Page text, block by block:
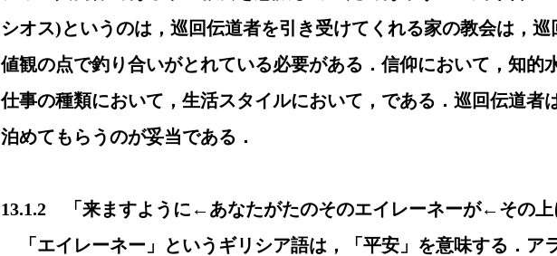
シオス)というのは，巡回伝道者を引き受けてくれる家の教会は，巡
値観の点で釣り合いがとれている必要がある．信仰において，知的
仕事の種類において，生活スタイルにおいて，である．巡回伝道者
泊めてもらうのが妥当である．
13.1.2　「来ますように←あなたがたのそのエイレーネーが←その上
「エイレーネー」というギリシア語は，「平安」を意味する．ア